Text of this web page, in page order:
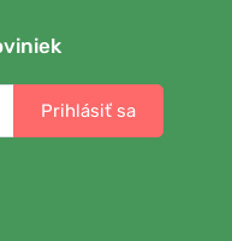
Prihlásiť sa